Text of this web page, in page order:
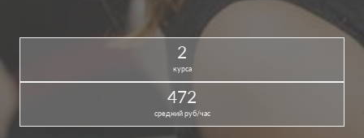
2
курса
472
средний руб/час